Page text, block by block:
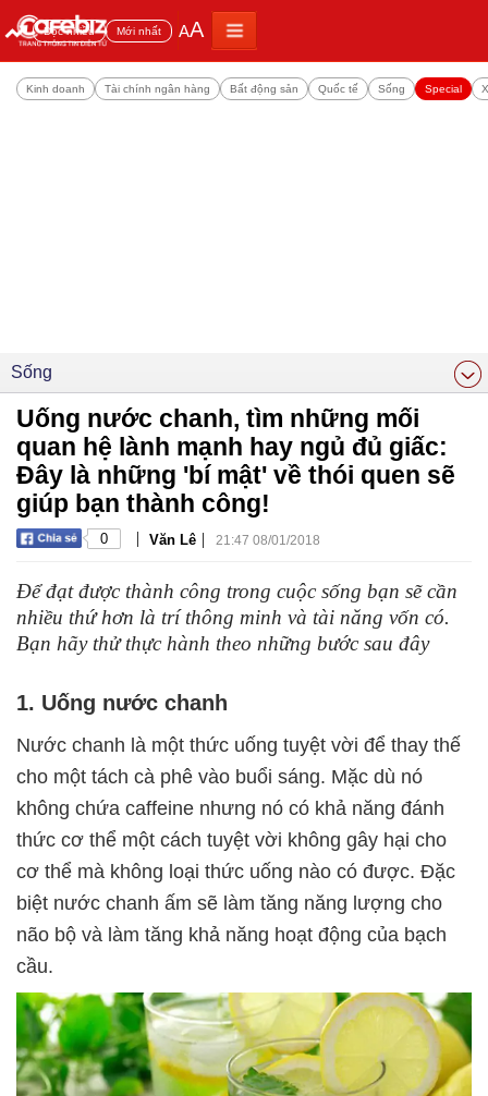
Đọc nhiều Mới nhất AA
Kinh doanh Tài chính ngân hàng Bất động sản Quốc tế Sống Special
Sống
Uống nước chanh, tìm những mối
quan hệ lành mạnh hay ngủ đủ giấc:
Đây là những 'bí mật' về thói quen sẽ
giúp bạn thành công!
0 | Văn Lê | 21:47 08/01/2018
Để đạt được thành công trong cuộc sống bạn sẽ cần
nhiều thứ hơn là trí thông minh và tài năng vốn có.
Bạn hãy thử thực hành theo những bước sau đây
1. Uống nước chanh
Nước chanh là một thức uống tuyệt vời để thay thế
cho một tách cà phê vào buổi sáng. Mặc dù nó
không chứa caffeine nhưng nó có khả năng đánh
thức cơ thể một cách tuyệt vời không gây hại cho
cơ thể mà không loại thức uống nào có được. Đặc
biệt nước chanh ấm sẽ làm tăng năng lượng cho
não bộ và làm tăng khả năng hoạt động của bạch
cầu.